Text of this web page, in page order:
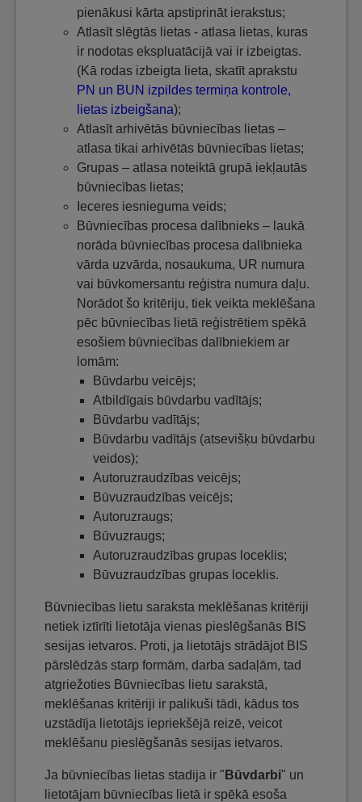
pienākusi kārta apstiprināt ierakstus;
Atlasīt slēgtās lietas - atlasa lietas, kuras
ir nodotas ekspluatācijā vai ir izbeigtas.
(Kā rodas izbeigta lieta, skatīt aprakstu
PN un BUN izpildes termiņa kontrole,
lietas izbeigšana);
Atlasīt arhivētās būvniecības lietas –
atlasa tikai arhivētās būvniecības lietas;
Grupas – atlasa noteiktā grupā iekļautās
būvniecības lietas;
Ieceres iesnieguma veids;
Būvniecības procesa dalībnieks – laukā
norāda būvniecības procesa dalībnieka
vārda uzvārda, nosaukuma, UR numura
vai būvkomersantu reģistra numura daļu.
Norādot šo kritēriju, tiek veikta meklēšana
pēc būvniecības lietā reģistrētiem spēkā
esošiem būvniecības dalībniekiem ar
lomām:
Būvdarbu veicējs;
Atbildīgais būvdarbu vadītājs;
Būvdarbu vadītājs;
Būvdarbu vadītājs (atsevišķu būvdarbu
veidos);
Autoruzraudzības veicējs;
Būvuzraudzības veicējs;
Autoruzraugs;
Būvuzraugs;
Autoruzraudzības grupas loceklis;
Būvuzraudzības grupas loceklis.
Būvniecības lietu saraksta meklēšanas kritēriji
netiek iztīrīti lietotāja vienas pieslēgšanās BIS
sesijas ietvaros. Proti, ja lietotājs strādājot BIS
pārslēdzās starp formām, darba sadaļām, tad
atgriežoties Būvniecības lietu sarakstā,
meklēšanas kritēriji ir palikuši tādi, kādus tos
uzstādīja lietotājs iepriekšējā reizē, veicot
meklēšanu pieslēgšanās sesijas ietvaros.
Ja būvniecības lietas stadija ir " Būvdarbi" un
lietotājam būvniecības lietā ir spēkā esoša